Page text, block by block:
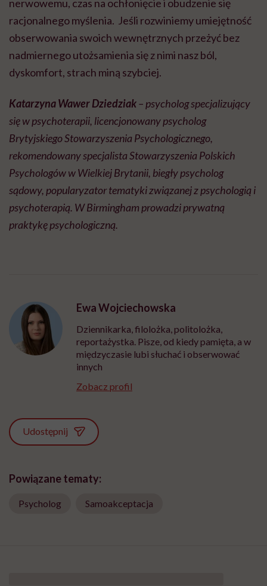
nerwowemu, czas na ochłonięcie i obudzenie się
racjonalnego myślenia. Jeśli rozwiniemy umiejętność
obserwowania swoich wewnętrznych przeżyć bez
nadmiernego utożsamienia się z nimi nasz ból,
dyskomfort, strach miną szybciej.
Katarzyna Wawer Dziedziak– psycholog specjalizujący
się w psychoterapii, licencjonowany psycholog
Brytyjskiego Stowarzyszenia Psychologicznego,
rekomendowany specjalista Stowarzyszenia Polskich
Psychologów w Wielkiej Brytanii, biegły psycholog
sądowy, popularyzator tematyki związanej z psychologią i
psychoterapią. W Birmingham prowadzi prywatną
praktykę psychologiczną.
Ewa Wojciechowska
Dziennikarka, filolożka, politolożka,
reportażystka. Pisze, od kiedy pamięta, a w
międzyczasie lubi słuchać i obserwować
innych
Zobacz profil
Udostępnij
Powiązane tematy:
Psycholog Samoakceptacja